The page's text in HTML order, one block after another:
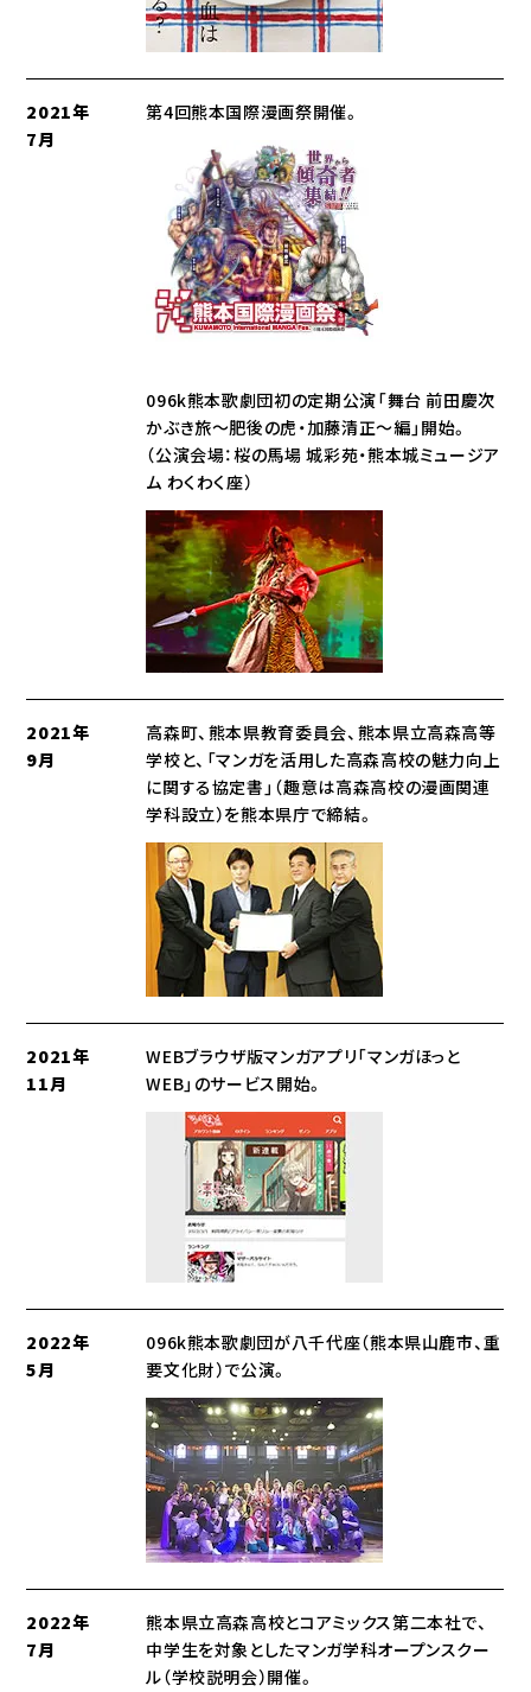
2021年
7月
第4回熊本国際漫画祭開催。
096k熊本歌劇団初の定期公演「舞台 前田慶次
かぶき旅〜肥後の虎・加藤清正〜編」開始。
（公演会場：桜の馬場 城彩苑・熊本城ミュージア
ム わくわく座）
2021年
9月
高森町、熊本県教育委員会、熊本県立高森高等
学校と、「マンガを活用した高森高校の魅力向上
に関する協定書」（趣意は高森高校の漫画関連
学科設立）を熊本県庁で締結。
2021年
11月
WEBブラウザ版マンガアプリ「マンガほっと
WEB」のサービス開始。
2022年
5月
096k熊本歌劇団が八千代座（熊本県山鹿市、重
要文化財）で公演。
2022年
7月
熊本県立高森高校とコアミックス第二本社で、
中学生を対象としたマンガ学科オープンスクー
ル（学校説明会）開催。